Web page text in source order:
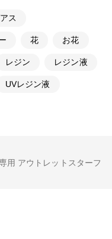
ス
花 お花
レジン レジン液
UVレジン液
用 アウトレットスターフ